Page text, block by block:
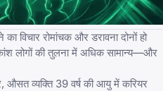
विचार रोमांचक और डरावना दोनों हो
लोगों की तुलना में अधिक सामान्य—और
व्यक्ति 39 वर्ष की आयु में करियर